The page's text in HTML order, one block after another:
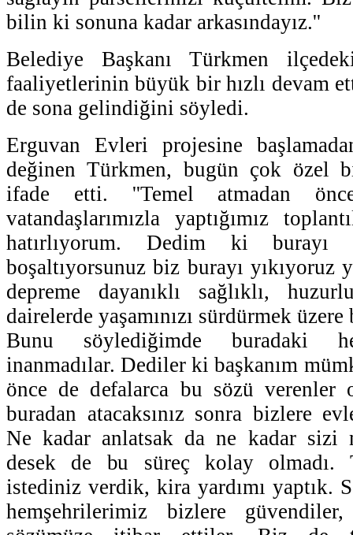
bilin ki sonuna kadar arkasındayız.''
Belediye Başkanı Türkmen
faaliyetlerinin büyük bir hızlı devam
de sona gelindiğini söyledi.
Erguvan Evleri projesine
değinen Türkmen, bugün çok özel
ifade etti. ''Temel atmadan
vatandaşlarımızla yaptığımız
hatırlıyorum. Dedim ki
boşaltıyorsunuz biz burayı yıkıyoruz
depreme dayanıklı sağlıklı,
dairelerde yaşamınızı sürdürmek
Bunu söylediğimde buradaki
inanmadılar. Dediler ki başkanım
önce de defalarca bu sözü verenler
buradan atacaksınız sonra bizlere
Ne kadar anlatsak da ne kadar sizi
desek de bu süreç kolay olmadı.
istediniz verdik, kira yardımı yaptık.
hemşehrilerimiz bizlere